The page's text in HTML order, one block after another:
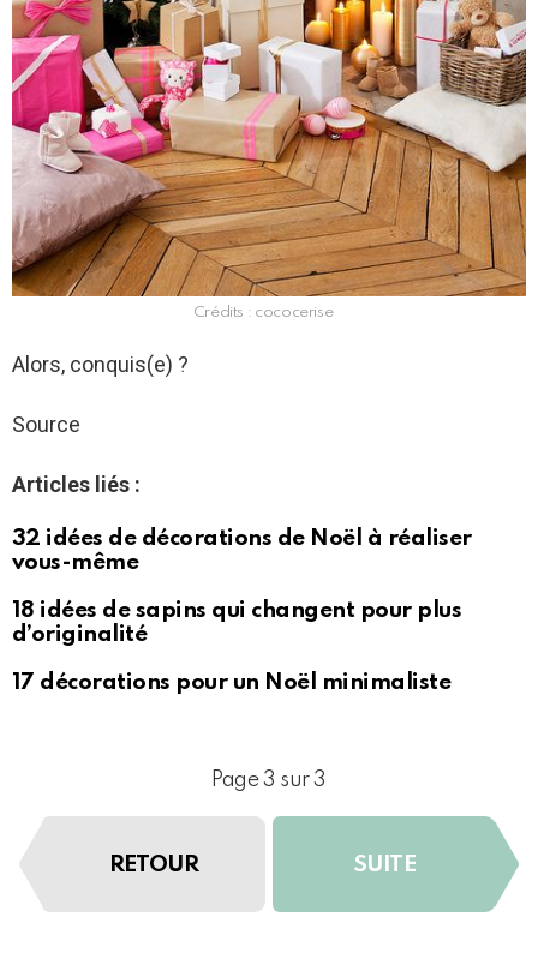
Crédits : cococerise
Alors, conquis(e) ?
Source
Articles liés :
32 idées de décorations de Noël à réaliser
vous-même
18 idées de sapins qui changent pour plus
d’originalité
17 décorations pour un Noël minimaliste
Page 3 sur 3
RETOUR SUITE